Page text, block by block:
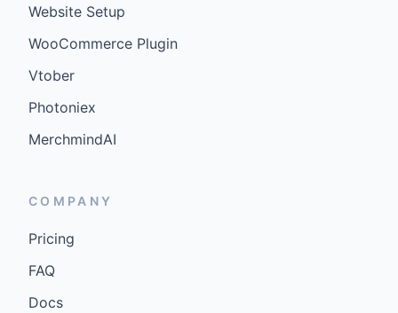
Website Setup
WooCommerce Plugin
Vtober
Photoniex
MerchmindAI
COMPANY
Pricing
FAQ
Docs